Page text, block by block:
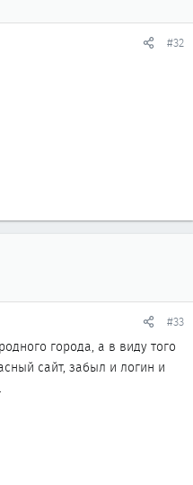
#32
#33
города, а в виду того
сайт, забыл и логин и